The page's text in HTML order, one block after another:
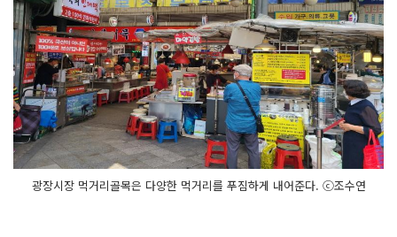
광장시장 먹거리골목은 다양한 먹거리를 푸짐하게 내어준다. ⓒ조수연